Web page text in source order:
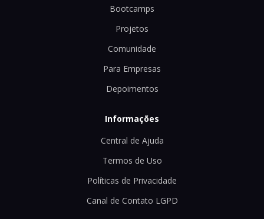
Bootcamps
Projetos
Comunidade
Para Empresas
Depoimentos
Informações
Central de Ajuda
Termos de Uso
Políticas de Privacidade
Canal de Contato LGPD